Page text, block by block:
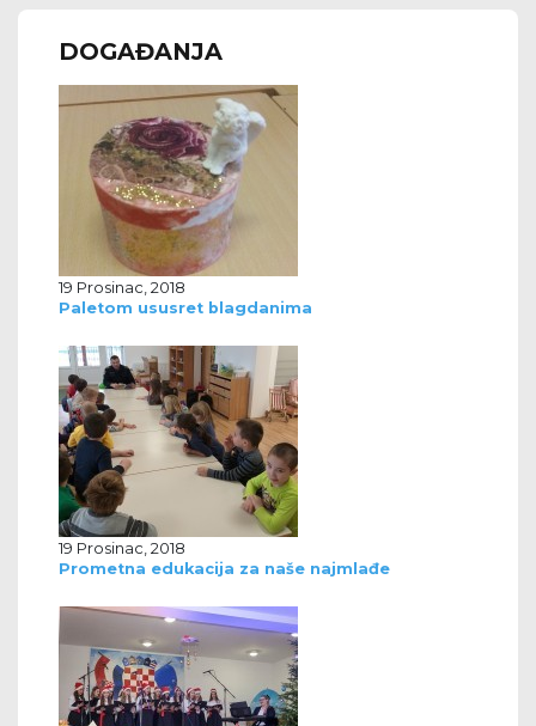
DOGAĐANJA
19 Prosinac, 2018
Paletom ususret blagdanima
19 Prosinac, 2018
Prometna edukacija za naše najmlađe